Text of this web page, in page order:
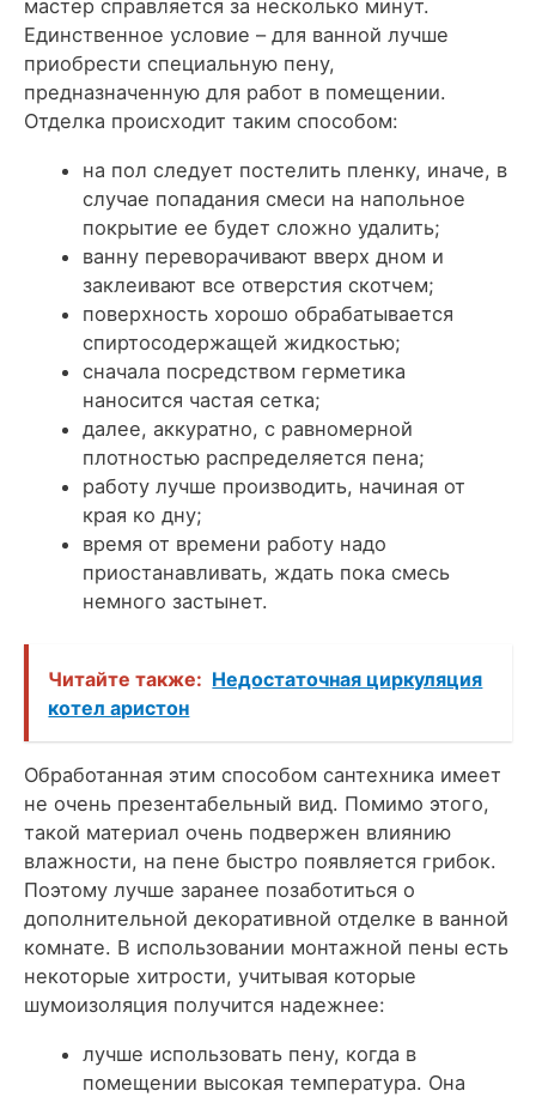
мастер справляется за несколько минут.
Единственное условие – для ванной лучше
приобрести специальную пену,
предназначенную для работ в помещении.
Отделка происходит таким способом:
на пол следует постелить пленку, иначе, в
случае попадания смеси на напольное
покрытие ее будет сложно удалить;
ванну переворачивают вверх дном и
заклеивают все отверстия скотчем;
поверхность хорошо обрабатывается
спиртосодержащей жидкостью;
сначала посредством герметика
наносится частая сетка;
далее, аккуратно, с равномерной
плотностью распределяется пена;
работу лучше производить, начиная от
края ко дну;
время от времени работу надо
приостанавливать, ждать пока смесь
немного застынет.
Читайте также: Недостаточная циркуляция
котел аристон
Обработанная этим способом сантехника имеет
не очень презентабельный вид. Помимо этого,
такой материал очень подвержен влиянию
влажности, на пене быстро появляется грибок.
Поэтому лучше заранее позаботиться о
дополнительной декоративной отделке в ванной
комнате. В использовании монтажной пены есть
некоторые хитрости, учитывая которые
шумоизоляция получится надежнее:
лучше использовать пену, когда в
помещении высокая температура. Она